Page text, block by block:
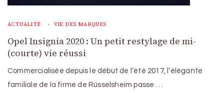
ACTUALITÉ VIE DES MARQUES
Opel Insignia 2020 : Un petit restylage de mi-
(courte) vie réussi
Commercialisée depuis le début de l’été 2017, l’élégante
familiale de la firme de Rüsselsheim passe …